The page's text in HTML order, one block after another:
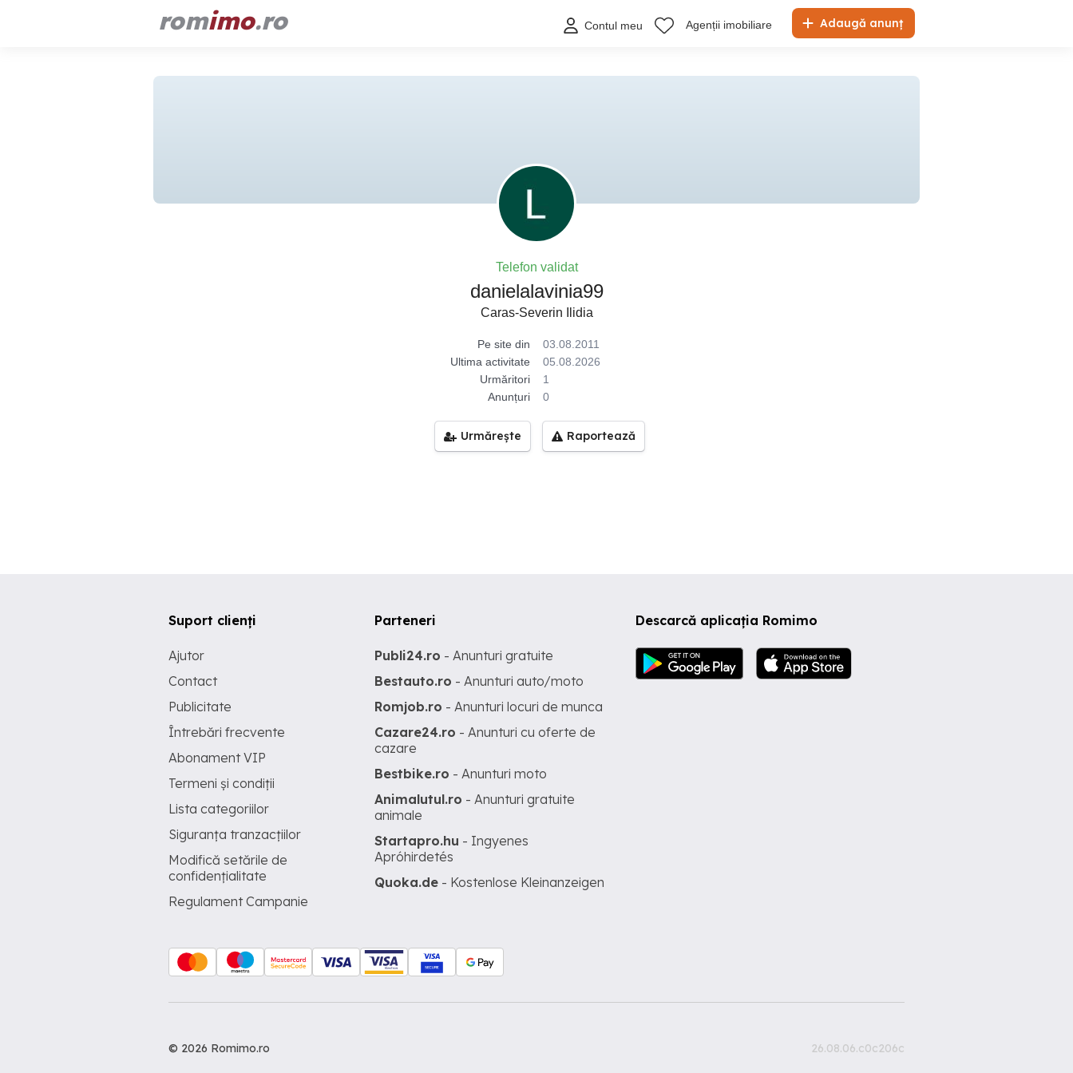
romimo.ro Adaugă anunț
Contul meu Agenții imobiliare
Telefon validat
danielalavinia99
Caras-Severin Ilidia
Pe site din
03.08.2011
Ultima activitate
05.08.2026
Urmăritori
1
Anunțuri
0
Urmărește Raportează
Descarcă aplicația Romimo
Suport clienți
Ajutor
Contact
Publicitate
Întrebări frecvente
Abonament VIP
Termeni și condiții
Lista categoriilor
Siguranța tranzacțiilor
Modifică setările de
confidențialitate
Regulament Campanie
Parteneri
Publi24.ro - Anunturi gratuite
Bestauto.ro - Anunturi auto/moto
Romjob.ro - Anunturi locuri de munca
Cazare24.ro - Anunturi cu oferte de
cazare
Bestbike.ro - Anunturi moto
Animalutul.ro - Anunturi gratuite
animale
Startapro.hu - Ingyenes
Apróhirdetés
Quoka.de - Kostenlose Kleinanzeigen
© 2026 Romimo.ro 26.08.06.c0c206c